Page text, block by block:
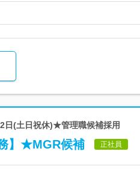
(土日祝休)★管理職候補採用
】★MGR候補 正社員